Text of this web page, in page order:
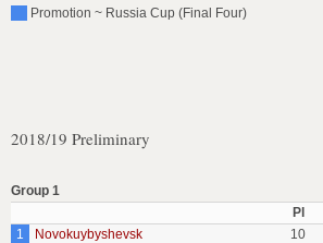
Promotion ~ Russia Cup (Final Four)
2018/19 Preliminary
Group 1
Pl
1
Novokuybyshevsk 10